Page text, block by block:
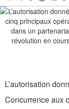
L’autorisation
Concurrence aux